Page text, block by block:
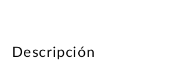
Descripción